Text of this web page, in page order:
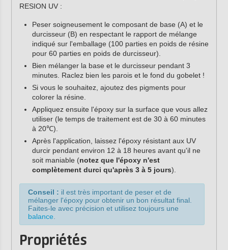
RESION UV :
Peser soigneusement le composant de base (A) et le
durcisseur (B) en respectant le rapport de mélange
indiqué sur l'emballage (100 parties en poids de résine
pour 60 parties en poids de durcisseur).
Bien mélanger la base et le durcisseur pendant 3
minutes. Raclez bien les parois et le fond du gobelet !
Si vous le souhaitez, ajoutez des pigments pour
colorer la résine.
Appliquez ensuite l'époxy sur la surface que vous allez
utiliser (le temps de traitement est de 30 à 60 minutes
à 20℃).
Après l'application, laissez l'époxy résistant aux UV
durcir pendant environ 12 à 18 heures avant qu'il ne
soit maniable (notez que l'époxy n'est
complètement durci qu'après 3 à 5 jours).
Conseil : il est très important de peser et de
mélanger l'époxy pour obtenir un bon résultat final.
Faites-le avec précision et utilisez toujours une
balance.
Propriétés